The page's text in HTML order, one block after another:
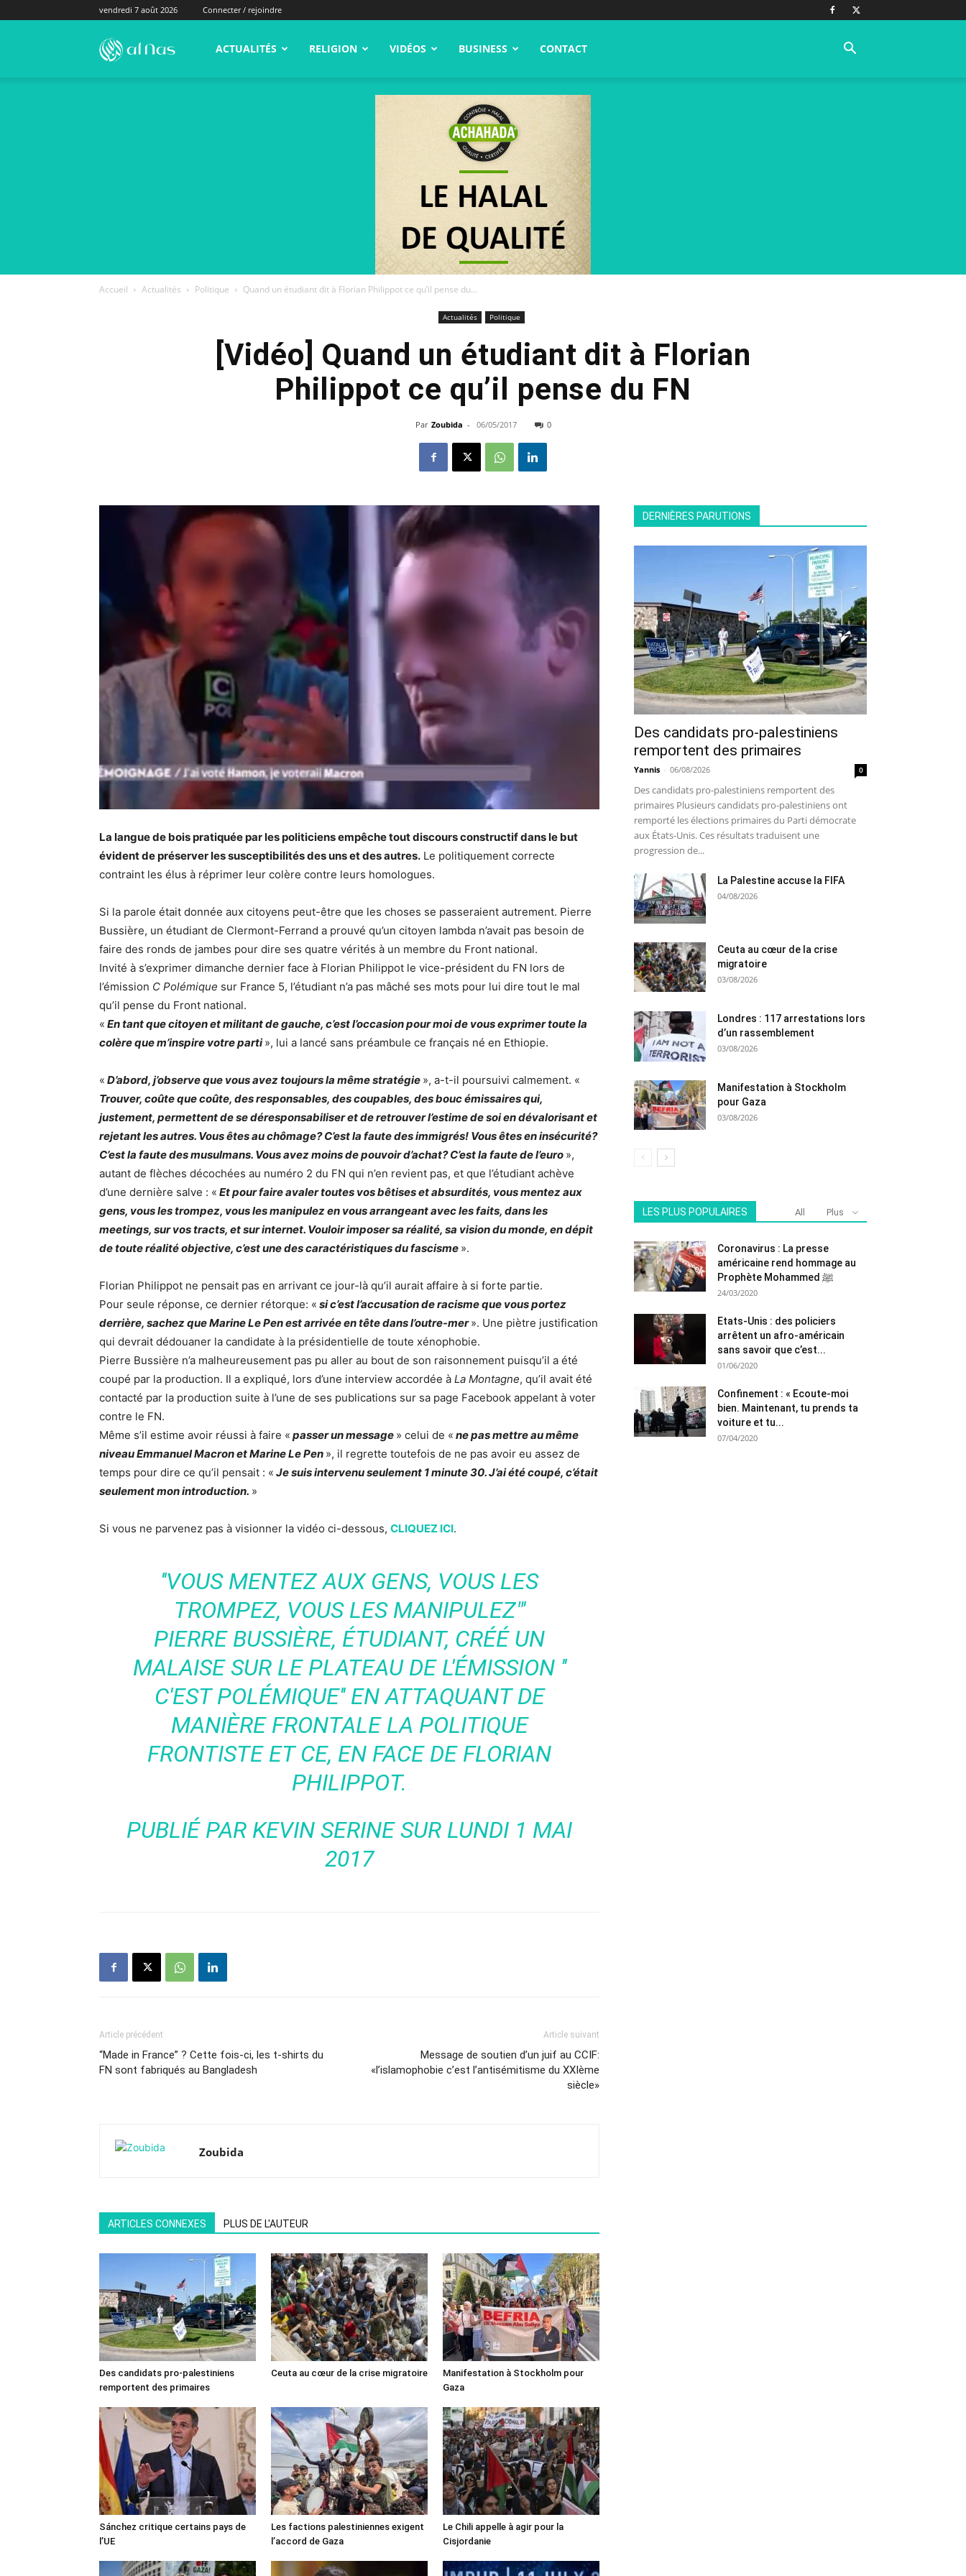
vendredi 7 août 2026 Connecter / rejoindre
alNas.fr ACTUALITÉS RELIGION VIDÉOS BUSINESS CONTACT
Accueil Actualités Politique Quand un étudiant dit à Florian Philippot ce qu’il pense du...
Actualités Politique
[Vidéo] Quand un étudiant dit à Florian
Philippot ce qu’il pense du FN
Par Zoubida - 06/05/2017 0
La langue de bois pratiquée par les politiciens empêche tout discours constructif dans le but
évident de préserver les susceptibilités des uns et des autres. Le politiquement correcte
contraint les élus à réprimer leur colère contre leurs homologues.
Si la parole était donnée aux citoyens peut-être que les choses se passeraient autrement. Pierre
Bussière, un étudiant de Clermont-Ferrand a prouvé qu’un citoyen lambda n’avait pas besoin de
faire des ronds de jambes pour dire ses quatre vérités à un membre du Front national.
Invité à s’exprimer dimanche dernier face à Florian Philippot le vice-président du FN lors de
l’émission C Polémique sur France 5, l’étudiant n’a pas mâché ses mots pour lui dire tout le mal
qu’il pense du Front national.
« En tant que citoyen et militant de gauche, c’est l’occasion pour moi de vous exprimer toute la
colère que m’inspire votre parti », lui a lancé sans préambule ce français né en Ethiopie.
« D’abord, j’observe que vous avez toujours la même stratégie », a-t-il poursuivi calmement. «
Trouver, coûte que coûte, des responsables, des coupables, des bouc émissaires qui,
justement, permettent de se déresponsabiliser et de retrouver l’estime de soi en dévalorisant et
rejetant les autres. Vous êtes au chômage? C’est la faute des immigrés! Vous êtes en insécurité?
C’est la faute des musulmans. Vous avez moins de pouvoir d’achat? C’est la faute de l’euro »,
autant de flèches décochées au numéro 2 du FN qui n’en revient pas, et que l’étudiant achève
d’une dernière salve : « Et pour faire avaler toutes vos bêtises et absurdités, vous mentez aux
gens, vous les trompez, vous les manipulez en vous arrangeant avec les faits, dans les
meetings, sur vos tracts, et sur internet. Vouloir imposer sa réalité, sa vision du monde, en dépit
de toute réalité objective, c’est une des caractéristiques du fascisme ».
Florian Philippot ne pensait pas en arrivant ce jour-là qu’il aurait affaire à si forte partie.
Pour seule réponse, ce dernier rétorque: « si c’est l’accusation de racisme que vous portez
derrière, sachez que Marine Le Pen est arrivée en tête dans l’outre-mer ». Une piètre justification
qui devrait dédouaner la candidate à la présidentielle de toute xénophobie.
Pierre Bussière n’a malheureusement pas pu aller au bout de son raisonnement puisqu’il a été
coupé par la production. Il a expliqué, lors d’une interview accordée à La Montagne, qu’il avait été
contacté par la production suite à l’une de ses publications sur sa page Facebook appelant à voter
contre le FN.
Même s’il estime avoir réussi à faire « passer un message » celui de « ne pas mettre au même
niveau Emmanuel Macron et Marine Le Pen », il regrette toutefois de ne pas avoir eu assez de
temps pour dire ce qu’il pensait : « Je suis intervenu seulement 1 minute 30. J’ai été coupé, c’était
seulement mon introduction. »
Si vous ne parvenez pas à visionner la vidéo ci-dessous, CLIQUEZ ICI.
''VOUS MENTEZ AUX GENS, VOUS LES
TROMPEZ, VOUS LES MANIPULEZ"'
PIERRE BUSSIÈRE, ÉTUDIANT, CRÉÉ UN
MALAISE SUR LE PLATEAU DE L'ÉMISSION ''
C'EST POLÉMIQUE'' EN ATTAQUANT DE
MANIÈRE FRONTALE LA POLITIQUE
FRONTISTE ET CE, EN FACE DE FLORIAN
PHILIPPOT.
PUBLIÉ PAR KEVIN SERINESUR LUNDI 1 MAI
2017
Article précédent
“Made in France” ? Cette fois-ci, les t-shirts du
FN sont fabriqués au Bangladesh
Article suivant
Message de soutien d’un juif au CCIF:
«l’islamophobie c’est l’antisémitisme du XXIème
siècle»
Zoubida
ARTICLES CONNEXES PLUS DE L'AUTEUR
Des candidats pro-palestiniens
remportent des primaires
Ceuta au cœur de la crise migratoire
Manifestation à Stockholm pour
Gaza
Sánchez critique certains pays de
l’UE
Les factions palestiniennes exigent
l’accord de Gaza
Le Chili appelle à agir pour la
Cisjordanie
DERNIÈRES PARUTIONS
Des candidats pro-palestiniens
remportent des primaires
Yannis - 06/08/2026 0
Des candidats pro-palestiniens remportent des
primaires Plusieurs candidats pro-palestiniens ont
remporté les élections primaires du Parti démocrate
aux États-Unis. Ces résultats traduisent une
progression de...
La Palestine accuse la FIFA
04/08/2026
Ceuta au cœur de la crise
migratoire
03/08/2026
Londres : 117 arrestations lors
d’un rassemblement
03/08/2026
Manifestation à Stockholm
pour Gaza
03/08/2026
LES PLUS POPULAIRES All Plus
Coronavirus : La presse
américaine rend hommage au
Prophète Mohammed ﷺ
24/03/2020
Etats-Unis : des policiers
arrêtent un afro-américain
sans savoir que c’est...
01/06/2020
Confinement : « Ecoute-moi
bien. Maintenant, tu prends ta
voiture et tu...
07/04/2020